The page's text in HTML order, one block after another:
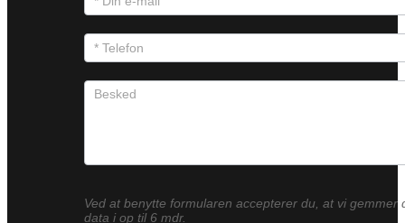
Ved at benytte formularen accepterer du, at vi gemmer
data i op til 6 mdr.